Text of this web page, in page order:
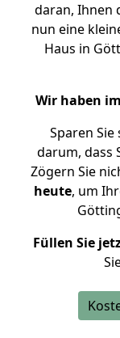
daran, Ihnen
nun eine
Haus in
Wir haben
Sparen
darum, dass
Zögern Sie
heute, um
Füllen Sie